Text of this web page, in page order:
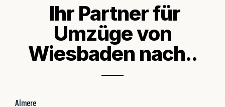
Ihr Partner für
Umzüge von
Wiesbaden nach..
Almere